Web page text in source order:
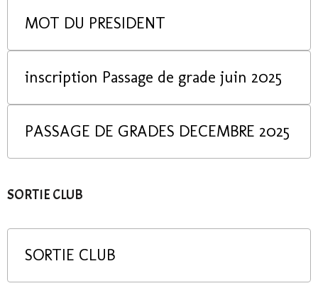
MOT DU PRESIDENT
inscription Passage de grade juin 2025
PASSAGE DE GRADES DECEMBRE 2025
SORTIE CLUB
SORTIE CLUB